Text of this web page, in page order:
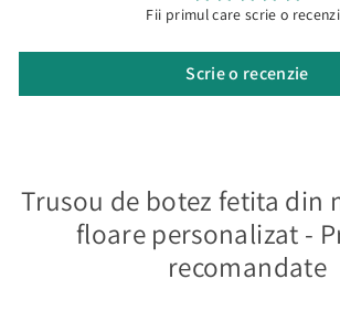
Fii primul care scrie o
Scrie o recenzie
Trusou de botez fetita din
floare personalizat -
recomandate